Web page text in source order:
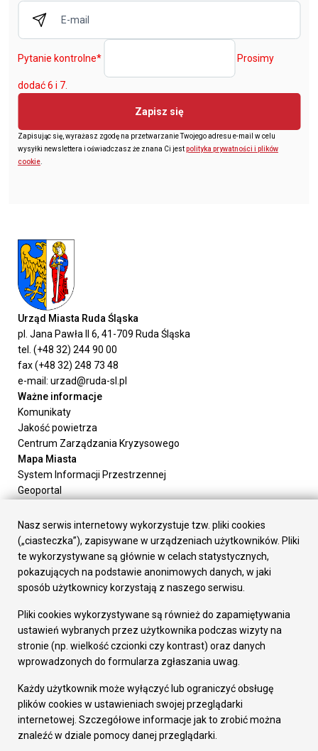
Pytanie kontrolne* Prosimy
dodać 6 i 7.
Zapisz się
Zapisując się, wyrażasz zgodę na przetwarzanie Twojego adresu e-mail w celu
wysyłki newslettera i oświadczasz że znana Ci jestpolityka prywatności i plików
cookie
Urząd Miasta Ruda Śląska
pl. Jana Pawła II 6, 41-709 Ruda Śląska
tel. (+48 32) 244 90 00
fax (+48 32) 248 73 48
e-mail: urzad@ruda-sl.pl
Ważne informacje
Komunikaty
Jakość powietrza
Centrum Zarządzania Kryzysowego
Mapa Miasta
System Informacji Przestrzennej
Geoportal
Załatw sprawę
Prezydent Miasta
Rada Miasta
Wydziały
Elektroniczna Skrzynka Podawcza
Gospodarka
Fundusze europejskie
Środki krajowe
Oferty inwestycyjne
Pozostałe
Deklaracja dostępności
Dane osobowe
Dodaj opinię o witrynie
Nasz serwis internetowy wykorzystuje tzw. pliki cookies
(„ciasteczka”), zapisywane w urządzeniach użytkowników. Pliki
te wykorzystywane są głównie w celach statystycznych,
pokazujących na podstawie anonimowych danych, w jaki
sposób użytkownicy korzystają z naszego serwisu.
Pliki cookies wykorzystywane są również do zapamiętywania
ustawień wybranych przez użytkownika podczas wizyty na
stronie (np. wielkość czcionki czy kontrast) oraz danych
wprowadzonych do formularza zgłaszania uwag.
Każdy użytkownik może wyłączyć lub ograniczyć obsługę
plików cookies w ustawieniach swojej przeglądarki
internetowej. Szczegółowe informacje jak to zrobić można
znaleźć w dziale pomocy danej przeglądarki.